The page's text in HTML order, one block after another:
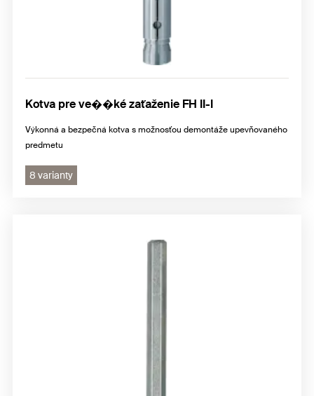
Kotva pre ve��ké zaťaženie FH II-I
Výkonná a bezpečná kotva s možnosťou demontáže upevňovaného
predmetu
8 varianty